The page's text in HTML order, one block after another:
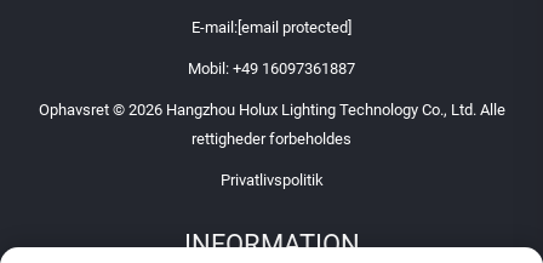
E-mail:[email protected]
Mobil: +49 16097361887
Ophavsret © 2026 Hangzhou Holux Lighting Technology Co., Ltd. Alle
rettigheder forbeholdes
Privatlivspolitik
INFORMATION